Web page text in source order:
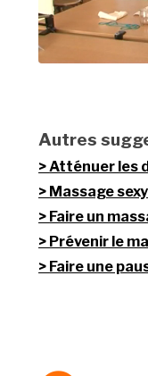
Autres
Atténuer les
Massage
Faire un
Prévenir le
Faire une